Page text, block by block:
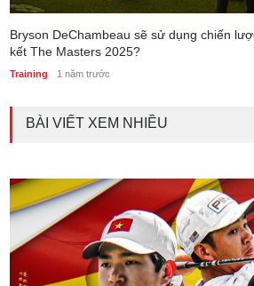
Bryson DeChambeau sẽ sử dụng chiến
kết The Masters 2025?
Training 1 năm trước
BÀI VIẾT XEM NHIỀU